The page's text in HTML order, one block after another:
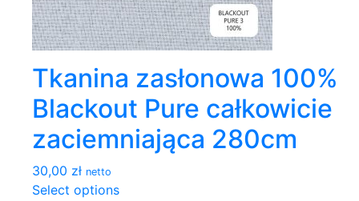
Tkanina zasłonowa 100%
Blackout Pure całkowicie
zaciemniająca 280cm
30,00 zł netto
Select options